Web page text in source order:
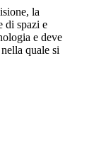
la
di spazi e
e deve
quale si